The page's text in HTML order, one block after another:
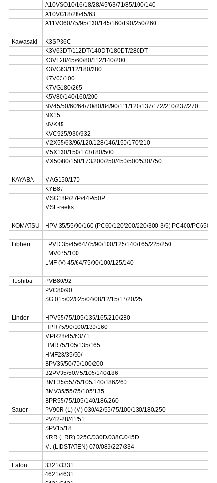
A10VSO10/16/18/28/45/63/71/85/100/140
A10VG18/28/45/63
A11VO60/75/95/130/145/160/190/250/260
Kawasaki
K3SP36C
K3V63DT/112DT/140DT/180DT/280DT
K3VL28/45/60/80/112/140/200
K3VG63/112/180/280
K7V63/100
K7VG180/265
K5V80/140/160/200
NV45/50/60/64/70/80/84/90/111/120/137/172/210/237/270
NX15
NVK45
KVC925/930/932
M2X55/63/96/120/128/146/150/170/210
M5X130/150/173/180/500
MX50/80/150/173/200/250/450/500/530/750
KAYABA
MAG150/170
KYB87
MSG18P/27P/44P/50P
MSF-reeks
KOMATSU HPV 35/55/90/160 (PC60/120/200/220/300-3/5) PC400/PC650
Libherr
LPVD 35/45/64/75/90/100/125/140/165/225/250
FMV075/100
LMF (V) 45/64/75/90/100/125/140
Toshiba
PVB80/92
PVC80/90
SG 015/02/025/04/08/12/15/17/20/25
Linder
HPV55/75/105/135/165/210/280
HPR75/90/100/130/160
MPR28/45/63/71
HMR75/105/135/165
HMF28/35/50/
BPV35/50/70/100/200
B2PV35/50/75/105/140/186
BMF35/55/75/105/140/186/260
BMV35/55/75/105/135
BPR55/75/105/140/186/260
Sauer
PV90R (L) (M) 030/42/55/75/100/130/180/250
PV42-28/41/51
SPV15/18
KRR (LRR) 025C/030D/038C/045D
M. (LIDSTATEN) 070/089/227/334
Eaton
3321/3331
4621/4631